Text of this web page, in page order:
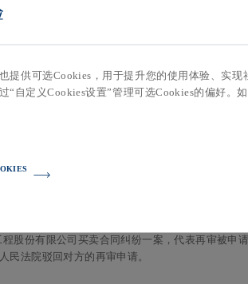
股份有限公司买卖合同纠纷一案，代表再审被申
民法院驳回对方的再审申请。
提供可选Cookies，用于提升您的使用体验、实
自定义Cookies设置”管理可选Cookies的偏好。